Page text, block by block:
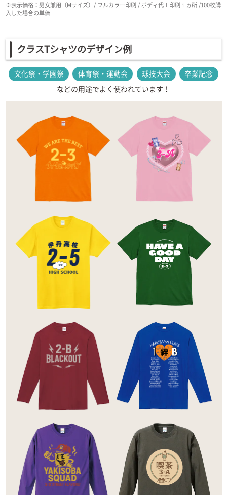
※表示価格：男女兼用（Mサイズ）/ フルカラー印刷 / ボディ代＋印刷１ヵ所 /100枚購
入した場合の単価
クラスTシャツのデザイン例
文化祭・学園祭 体育祭・運動会 球技大会
卒業記念
などの用途でよく使われています！